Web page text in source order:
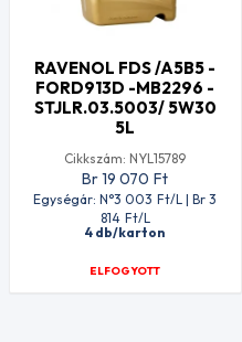
RAVENOL FDS /A5B5 -
FORD913D -MB2296 -
STJLR.03.5003/ 5W30
5L
Cikkszám: NYL15789
Br 19 070 Ft
Egységár: N°3 003 Ft/L | Br 3
814 Ft/L
4 db/karton
ELFOGYOTT